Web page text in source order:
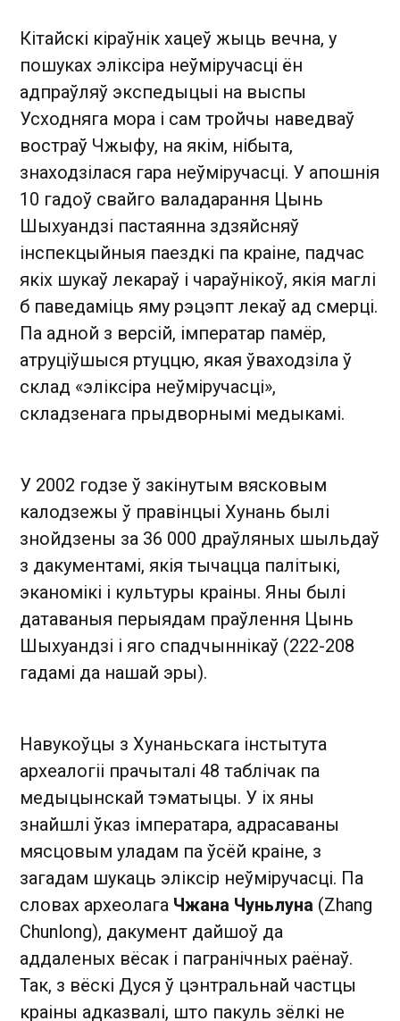
Кітайскі кіраўнік хацеў жыць вечна, у
пошуках эліксіра неўміручасці ён
адпраўляў экспедыцыі на выспы
Усходняга мора і сам тройчы наведваў
востраў Чжыфу, на якім, нібыта,
знаходзілася гара неўміручасці. У апошнія
10 гадоў свайго валадарання Цынь
Шыхуандзі пастаянна здзяйсняў
інспекцыйныя паездкі па краіне, падчас
якіх шукаў лекараў і чараўнікоў, якія маглі
б паведаміць яму рэцэпт лекаў ад смерці.
Па адной з версій, імператар памёр,
атруціўшыся ртуццю, якая ўваходзіла ў
склад «эліксіра неўміручасці»,
складзенага прыдворнымі медыкамі.
У 2002 годзе ў закінутым вясковым
калодзежы ў правінцыі Хунань былі
знойдзены за 36 000 драўляных шыльдаў
з дакументамі, якія тычацца палітыкі,
эканомікі і культуры краіны. Яны былі
датаваныя перыядам праўлення Цынь
Шыхуандзі і яго спадчыннікаў (222-208
гадамі да нашай эры).
Навукоўцы з Хунаньскага інстытута
археалогіі прачыталі 48 таблічак па
медыцынскай тэматыцы. У іх яны
знайшлі ўказ імператара, адрасаваны
мясцовым уладам па ўсёй краіне, з
загадам шукаць эліксір неўміручасці. Па
словах археолага Чжана Чуньлуна (Zhang
Chunlong), дакумент дайшоў да
аддаленых вёсак і пагранічных раёнаў.
Так, з вёскі Дуся ў цэнтральнай частцы
краіны адказвалі, што пакуль зёлкі не